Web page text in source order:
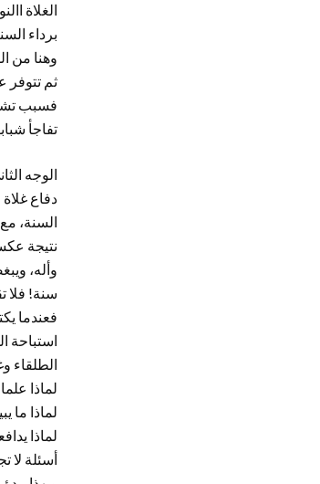
الغلاة
برداء
وهنا من
ثم
فسبب
تفاجأ
الوجه
دفاع
السنة،
نتيجة
وأله،
سنة! فلا
فعندما
استباحة
الطلقاء
لماذا
لماذا ما
لماذا
أسئلة لا